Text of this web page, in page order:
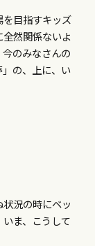
を目指すキッズ
然関係ないよ
のみなさんの
の、上に、い
況の時にベッ
ま、こうして